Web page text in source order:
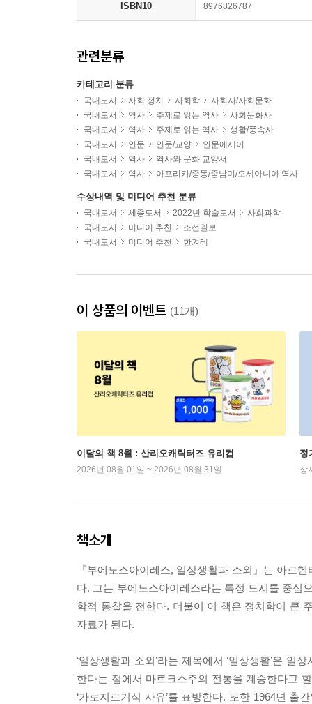
ISBN10 8976826787
관련분류
카테고리 분류
국내도서 사회 정치 사회학
사회사/사회문화
국내도서
역사 주제로 읽는 역사
사회문화사
국내도서
역사 주제로 읽는 역사
생활/풍속사
국내도서
인문 인문/교양
인문에세이
국내도서
역사
역사와 문화 교양서
국내도서
역사 아프리카/중동/중남미/오세아니아 역사
수상내역 및 미디어 추천 분류
국내도서 세종도서 2022년 학술도서
사회과학
국내도서
미디어 추천
조선일보
국내도서
미디어 추천 한겨레
이 상품의 이벤트 (11개)
이달의 책 8월 : 산리오캐릭터즈 유리컵
2026년 08월 01일 ~ 2026년 08월 31일
정
상
책소개
『부에노스아이레스, 일상생활과 소외』는 아르
다. 그는 부에노스아이레스라는 특정 도시를 중심
학적 통찰을 전한다. 더불어 이 책은 정치학이 큰
자료가 된다.
‘일상생활과 소외’라는 제목에서 ‘일상생활’은
한다는 점에서 마르크스주의 전통을 계승한다고
‘가로지르기식 사유’를 표방한다. 또한 1964년